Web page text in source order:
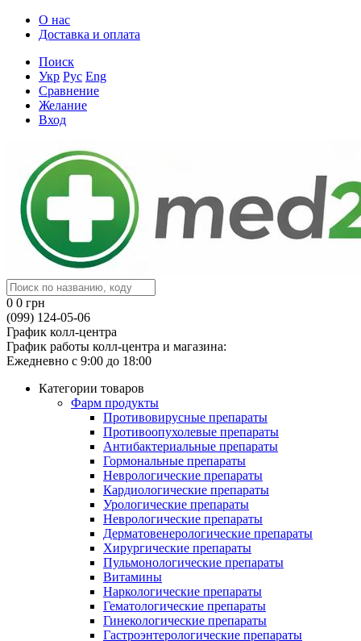
О нас
Доставка и оплата
Поиск
Укр Рус Eng
Сравнение
Желание
Вход
0 0 грн
(099) 124-05-06
График колл-центра
График работы колл-центра и магазина:
Ежедневно с 9:00 до 18:00
Категории товаров
Фарм продукты
Противовирусные препараты
Противоопухолевые препараты
Антибактериальные препараты
Гормональные препараты
Неврологические препараты
Кардиологические препараты
Урологические препараты
Неврологические препараты
Дерматовенерологические препараты
Хирургические препараты
Пульмонологические препараты
Витамины
Наркологические препараты
Гематологические препараты
Гинекологические препараты
Гастроэнтерологические препараты